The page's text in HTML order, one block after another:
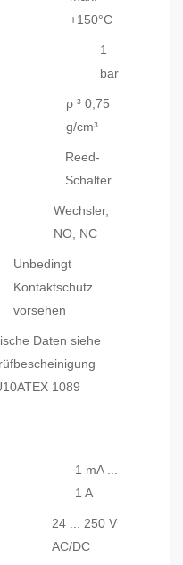
+150°C
1
bar
ρ ³ 0,75
g/cm³
Reed-
Schalter
Wechsler,
NO, NC
Unbedingt
Kontaktschutz
vorsehen
Daten siehe
1089
1 mA ...
1 A
24 ... 250 V
AC/DC